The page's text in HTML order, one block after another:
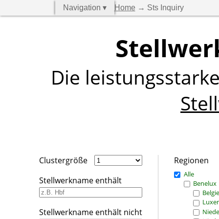
Navigation ▾ Home→ Sts Inquiry
Die
Clustergröße
Stellwerkname enthält
Stellwerkname enthält nicht
Regionen
Alle
Benelux